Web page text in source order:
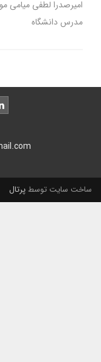
امیرصدرا لطفی میامی
مدرس دانشگاه
ساخت سایت توسطپرتال